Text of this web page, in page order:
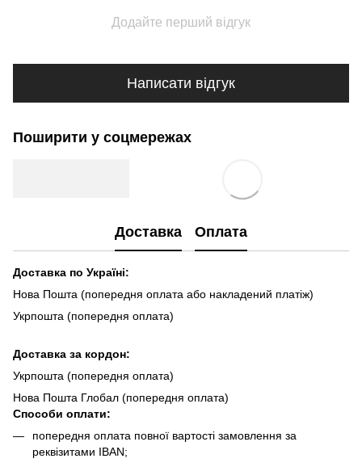
Додайте перший відгук
Написати відгук
Поширити у соцмережах
Доставка Оплата
Доставка по Україні:
Нова Пошта (попередня оплата або накладений платіж)
Укрпошта (попередня оплата)
Доставка за кордон:
Укрпошта (попередня оплата)
Нова Пошта Глобал (попередня оплата)
Способи оплати:
попередня оплата повної вартості замовлення за
реквізитами IBAN;